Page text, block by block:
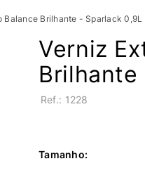
Balance Brilhante - Sparlack 0,9L
Verniz
Brilhante
: 1228
Tamanho: